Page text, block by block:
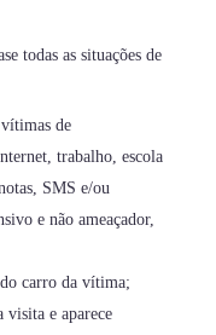
todas as situações de
de
trabalho, escola
SMS e/ou
e não ameaçador,
carro da vítima;
e aparece